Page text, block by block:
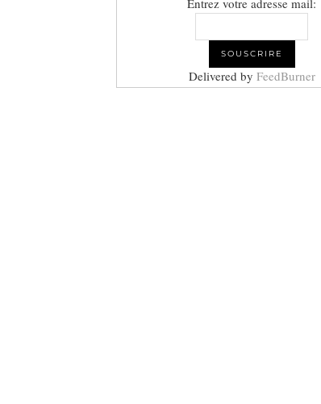
Delivered by FeedBurner